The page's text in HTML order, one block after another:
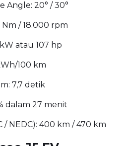
Angle: 20° / 30°
/ 18.000 rpm
atau 107 hp
100 km
7,7 detik
dalam 27 menit
/ NEDC): 400 km / 470 km